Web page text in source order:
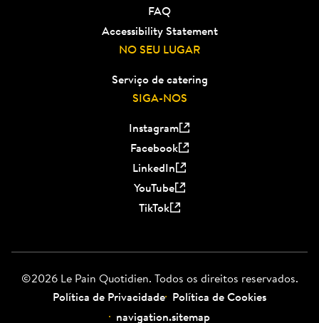
FAQ
Accessibility Statement
NO SEU LUGAR
Serviço de catering
SIGA-NOS
Instagram
Facebook
LinkedIn
YouTube
TikTok
©2026 Le Pain Quotidien. Todos os direitos reservados.
Política de Privacidade Política de Cookies
navigation.sitemap